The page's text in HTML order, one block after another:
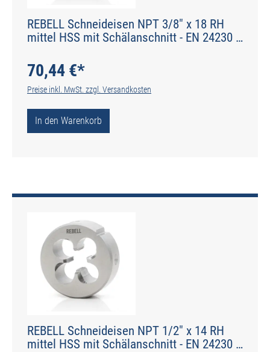
REBELL Schneideisen NPT 3/8" x 18 RH
mittel HSS mit Schälanschnitt - EN 24230 -
70,44 €*
Preise inkl. MwSt. zzgl. Versandkosten
In den Warenkorb
REBELL Schneideisen NPT 1/2" x 14 RH
mittel HSS mit Schälanschnitt - EN 24230 -